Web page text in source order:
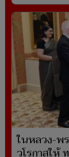
ในหลวง-พ
วโรกาสให้